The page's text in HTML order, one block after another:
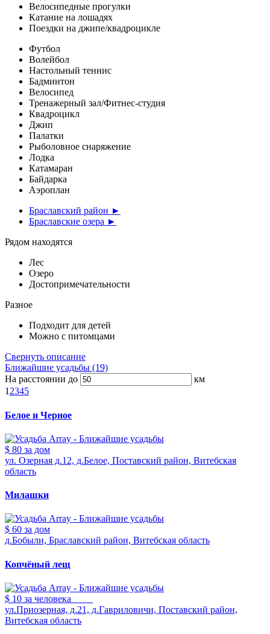
Велосипедные прогулки
Катание на лошадях
Поездки на джипе/квадроцикле
Футбол
Волейбол
Настольный теннис
Бадминтон
Велосипед
Тренажерный зал/Фитнес-студия
Квадроцикл
Джип
Палатки
Рыболовное снаряжение
Лодка
Катамаран
Байдарка
Аэроплан
Браславский район ►
Браславские озера ►
Рядом находятся
Лес
Озеро
Достопримечательности
Разное
Подходит для детей
Можно с питомцами
Свернуть описание
Ближайшие усадьбы (19)
На расстоянии до
км
1 2345
Белое и Черное
$ 80 за дом
ул. Озерная д.12, д.Белое, Поставский район, Витебская
область
Милашки
$ 60 за дом
д.Бобыли, Браславский район, Витебская область
Копчёный лещ
$ 10 за человека
ул.Приозерная, д.21, д.Гавриловичи, Поставский район,
Витебская область